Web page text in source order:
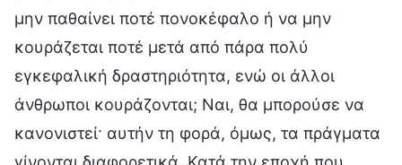
μην παθαίνει ποτέ πονοκέφαλο ή να μην
κουράζεται ποτέ μετά από πάρα πολύ
εγκεφαλική δραστηριότητα, ενώ οι άλλοι
άνθρωποι κουράζονται; Ναι, θα μπορούσε να
κανονιστεί· αυτήν τη φορά, όμως, τα πράγματα